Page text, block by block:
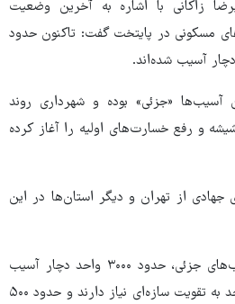
زاکانی با اشاره به آخرین وضعیت
مسکونی در پایتخت گفت: تاکنون حدود
«جزئی» بوده و شهرداری روند
و رفع خسارت‌های اولیه را آغاز کرده
افزود: حدود ۱۹۲۰ نیروی جهادی از تهران و دیگر استان‌ها در این
وی توضیح داد: علاوه بر آسیب‌های جزئی، حدود ۳۰۰۰ واحد دچار آسیب
متوسط شده‌اند، ۶۰۰ تا ۷۰۰ واحد به تقویت سازه‌ای نیاز دارند و حدود ۵۰۰